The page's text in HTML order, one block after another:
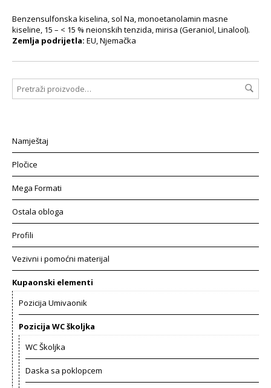
Benzensulfonska kiselina, sol Na, monoetanolamin masne
kiseline, 15 – < 15 % neionskih tenzida, mirisa (Geraniol, Linalool).
Zemlja podrijetla: EU, Njemačka
Namještaj
Pločice
Mega Formati
Ostala obloga
Profili
Vezivni i pomoćni materijal
Kupaonski elementi
Pozicija Umivaonik
Pozicija WC školjka
WC Školjka
Daska sa poklopcem